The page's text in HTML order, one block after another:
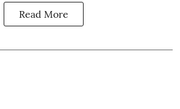
Read More